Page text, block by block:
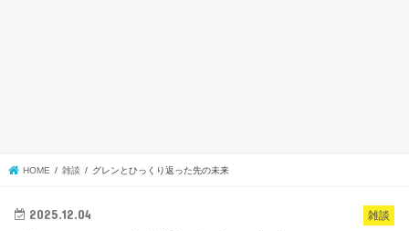
HOME 雑談 グレンとひっくり返った先の未来
雑談
2025.12.04